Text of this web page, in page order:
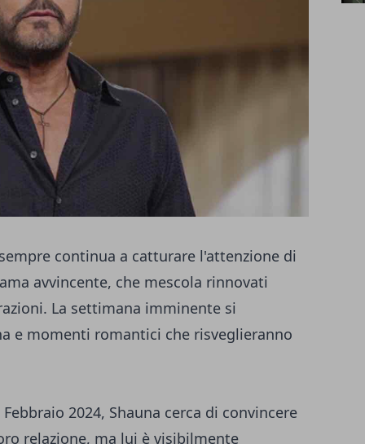
continua a catturare l'attenzione di
avvincente, che mescola rinnovati
La settimana imminente si
e momenti romantici che risveglieranno
2024, Shauna cerca di convincere
relazione, ma lui è visibilmente